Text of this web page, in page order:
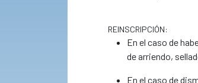
REINSCRIPCIÓN:
En el caso de
de arriendo,
En el caso de